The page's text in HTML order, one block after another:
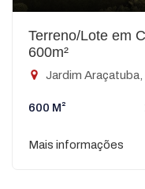
Terreno/Lote em
600m²
Jardim
600 M²
Mais informações